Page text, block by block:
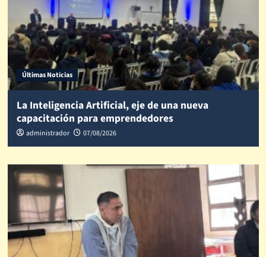
Últimas Noticias
La Inteligencia Artificial, eje de una nueva
capacitación para emprendedores
administrador 07/08/2026